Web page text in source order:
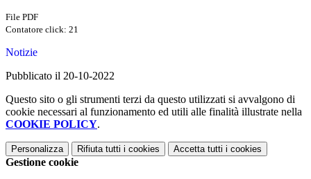
File PDF
Contatore click: 21
Notizie
Pubblicato il 20-10-2022
Questo sito o gli strumenti terzi da questo utilizzati si avvalgono di
cookie necessari al funzionamento ed utili alle finalità illustrate nella
COOKIE POLICY.
Personalizza Rifiuta tutti i cookies Accetta tutti i cookies
Gestione cookie